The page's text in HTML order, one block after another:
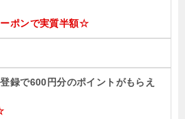
ポンで実質半額☆
録で600円分のポイントがもらえ